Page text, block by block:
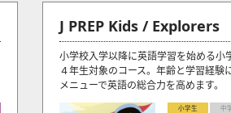
J PREP Kids / Explorers
小学校入学以降に英語学習を始める小
４年生対象のコース。年齢と学習経験
メニューで英語の総合力を高めます。
小学生 中